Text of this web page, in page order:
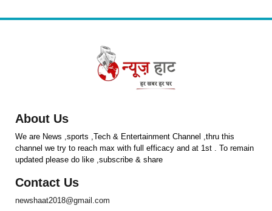
About Us
We are News ,sports ,Tech & Entertainment Channel ,thru this
channel we try to reach max with full efficacy and at 1st . To remain
updated please do like ,subscribe & share
Contact Us
newshaat2018@gmail.com